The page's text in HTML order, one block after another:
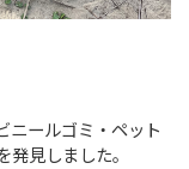
ニールゴミ・ペット
見しました。